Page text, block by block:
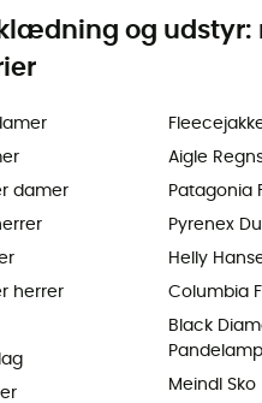
og udstyr:
damer
herrer
Aigle
Patagonia
Pyrenex
Helly
Columbia
Black
Meindl Sko